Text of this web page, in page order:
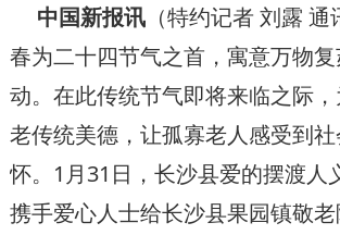
中国新报讯（特约记者 刘露 通
春为二十四节气之首，寓意万物
动。在此传统节气即将来临之际
老传统美德，让孤寡老人感受到
怀。1月31日，长沙县爱的摆渡人
携手爱心人士给长沙县果园镇敬